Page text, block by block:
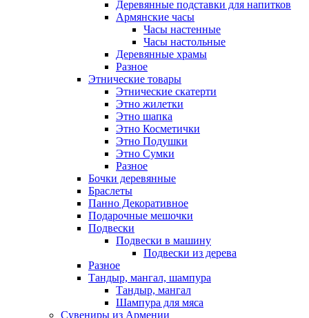
Деревянные подставки для напитков
Армянские часы
Часы настенные
Часы настольные
Деревянные храмы
Разное
Этнические товары
Этнические скатерти
Этно жилетки
Этно шапка
Этно Косметички
Этно Подушки
Этно Сумки
Разное
Бочки деревянные
Браслеты
Панно Декоративное
Подарочные мешочки
Подвески
Подвески в машину
Подвески из дерева
Разное
Тандыр, мангал, шампура
Тандыр, мангал
Шампура для мяса
Сувениры из Армении